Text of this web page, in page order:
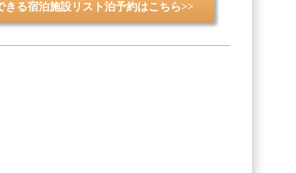
る宿泊施設リスト泊予約はこちら>>